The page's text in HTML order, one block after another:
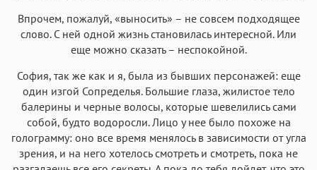
Впрочем, пожалуй, «выносить» – не совсем подходящее
слово. С ней одной жизнь становилась интересной. Или
еще можно сказать – неспокойной.
София, так же как и я, была из бывших персонажей: еще
один изгой Сопределья. Большие глаза, жилистое тело
балерины и черные волосы, которые шевелились сами
собой, будто водоросли. Лицо у нее было похоже на
голограмму: оно все время менялось в зависимости от угла
зрения, и на него хотелось смотреть и смотреть, пока не